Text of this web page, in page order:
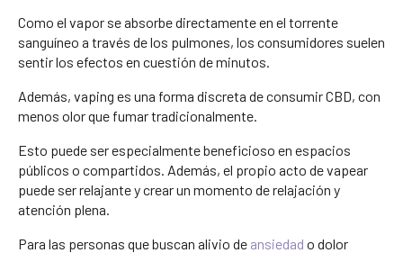
Como el vapor se absorbe directamente en el torrente
sanguíneo a través de los pulmones, los consumidores suelen
sentir los efectos en cuestión de minutos.
Además, vaping es una forma discreta de consumir CBD, con
menos olor que fumar tradicionalmente.
Esto puede ser especialmente beneficioso en espacios
públicos o compartidos. Además, el propio acto de vapear
puede ser relajante y crear un momento de relajación y
atención plena.
Para las personas que buscan alivio de ansiedad o dolor